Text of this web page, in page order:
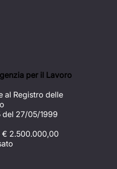
per il Lavoro
al Registro delle
del 27/05/1999
€ 2.500.000,00